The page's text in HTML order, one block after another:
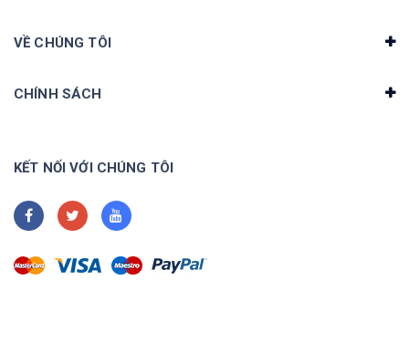
VỀ CHÚNG TÔI
CHÍNH SÁCH
KẾT NỐI VỚI CHÚNG TÔI